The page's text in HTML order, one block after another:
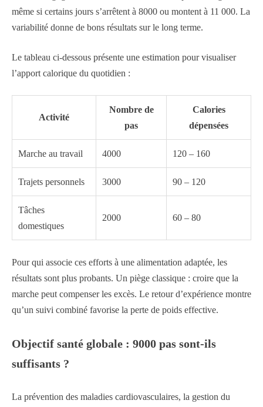
même si certains jours s’arrêtent à 8000 ou montent à 11 000. La
variabilité donne de bons résultats sur le long terme.
Le tableau ci-dessous présente une estimation pour visualiser
l’apport calorique du quotidien :
Activité
Nombre de
pas
Calories
dépensées
Marche au travail 4000 120 – 160
Trajets personnels 3000 90 – 120
Tâches
domestiques
2000 60 – 80
Pour qui associe ces efforts à une alimentation adaptée, les
résultats sont plus probants. Un piège classique : croire que la
marche peut compenser les excès. Le retour d’expérience montre
qu’un suivi combiné favorise la perte de poids effective.
Objectif santé globale : 9000 pas sont-ils
suffisants ?
La prévention des maladies cardiovasculaires, la gestion du